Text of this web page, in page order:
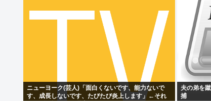
ニューヨーク(芸人)「面白くないです、能力ないで
す、成長しないです、たびたび炎上します」←それ
夫の弟を
捕